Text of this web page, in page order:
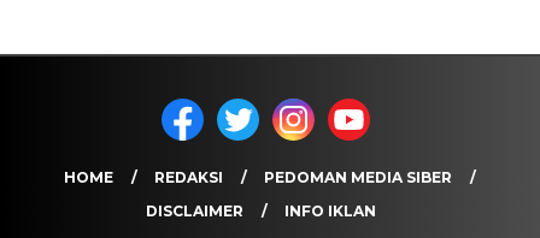
HOME REDAKSI
PEDOMAN MEDIA SIBER
DISCLAIMER
INFO IKLAN